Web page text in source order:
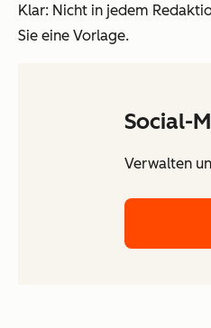
Klar: Nicht in jedem
Sie eine Vorlage.
Social-
Verwalten